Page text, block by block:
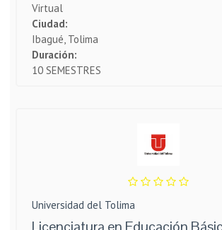
Virtual
Ciudad:
Ibagué, Tolima
Duración:
10 SEMESTRES
Universidad del Tolima